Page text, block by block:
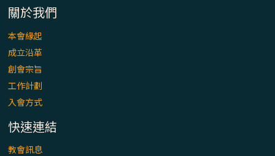
關於我們
本會緣起
成立沿革
創會宗旨
工作計劃
入會方式
快速連結
教會訊息